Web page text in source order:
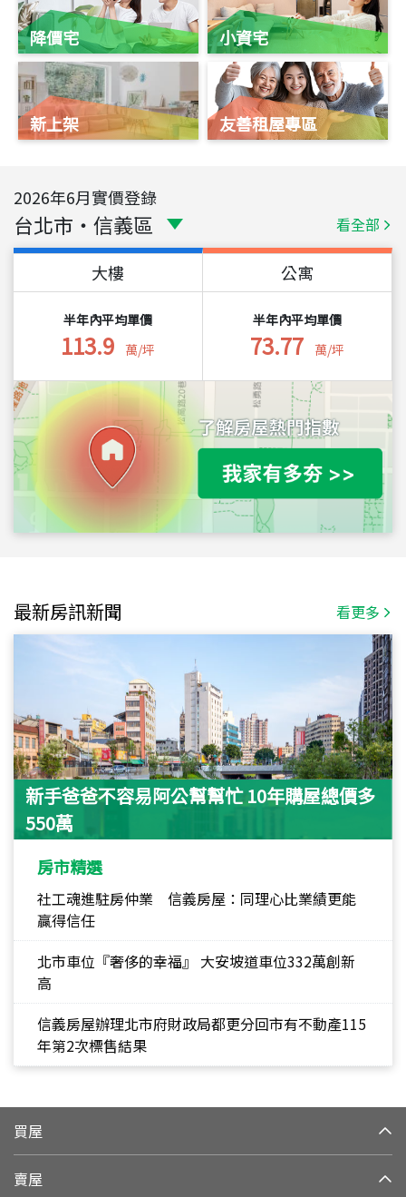
降價宅
新上架
小資宅
友善租屋專區
2026年6月實價登錄
台北市 ・ 信義區 看全部
大樓
半年內平均單價
113.9 萬/坪
公寓
半年內平均單價
73.77 萬/坪
最新房訊新聞 看更多
新手爸爸不容易阿公幫幫忙 10年購屋總價多
550萬
房市精選
社工魂進駐房仲業 信義房屋：同理心比業績更能
贏得信任
北市車位『奢侈的幸福』 大安坡道車位332萬創新
高
信義房屋辦理北市府財政局都更分回市有不動產115
年第2次標售結果
買屋
賣屋